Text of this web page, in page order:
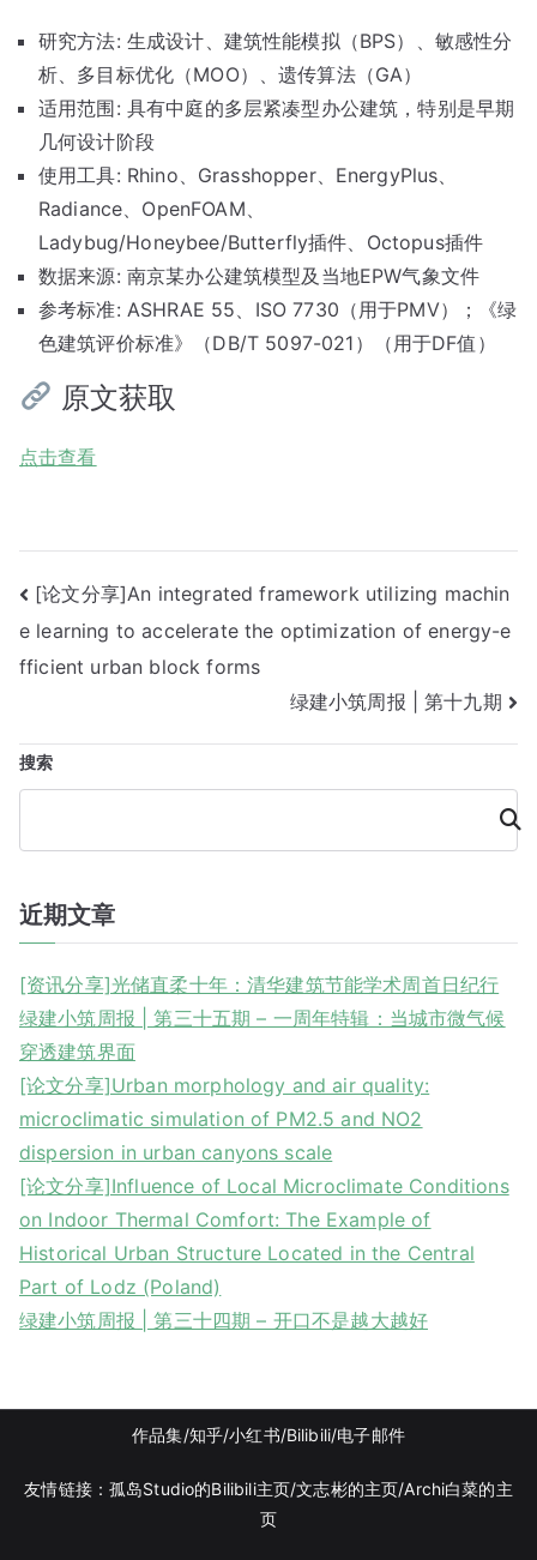
研究方法: 生成设计、建筑性能模拟（BPS）、敏感性分
析、多目标优化（MOO）、遗传算法（GA）
适用范围: 具有中庭的多层紧凑型办公建筑，特别是早期
几何设计阶段
使用工具: Rhino、Grasshopper、EnergyPlus、
Radiance、OpenFOAM、
Ladybug/Honeybee/Butterfly插件、Octopus插件
数据来源: 南京某办公建筑模型及当地EPW气象文件
参考标准: ASHRAE 55、ISO 7730（用于PMV）；《绿
色建筑评价标准》（DB/T 5097-021）（用于DF值）
原文获取
点击查看
文
章
航
[论文分享]An integrated framework utilizing machin
e learning to accelerate the optimization of energy-e
fficient urban block forms
绿建小筑周报 | 第十九期
搜索
搜
索
近期文章
[资讯分享]光储直柔十年：清华建筑节能学术周首日纪行
绿建小筑周报 | 第三十五期 – 一周年特辑：当城市微气候
穿透建筑界面
[论文分享]Urban morphology and air quality:
microclimatic simulation of PM2.5 and NO2
dispersion in urban canyons scale
[论文分享]Influence of Local Microclimate Conditions
on Indoor Thermal Comfort: The Example of
Historical Urban Structure Located in the Central
Part of Lodz (Poland)
绿建小筑周报 | 第三十四期 – 开口不是越大越好
作品集/知乎/小红书/Bilibili/电子邮件
友情链接：孤岛Studio的Bilibili主页/文志彬的主页/Archi白菜的主
页